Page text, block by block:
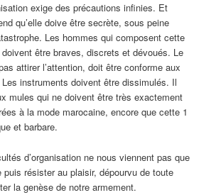
exige des précautions infinies. Et
qu’elle doive être secrète, sous peine
Les hommes qui composent cette
être braves, discrets et dévoués. Le
attirer l’attention, doit être conforme aux
instruments doivent être dissimulés. Il
mules qui ne doivent être très exactement
à la mode marocaine, encore que cette 1
et barbare.
d’organisation ne nous viennent pas que
résister au plaisir, dépourvu de toute
la genèse de notre armement.